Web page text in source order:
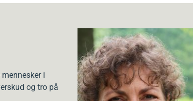
i
og tro på